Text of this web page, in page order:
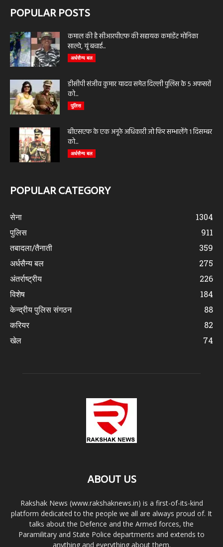
POPULAR POSTS
कमाल की है सीआरपीएफ की सहायक कमांडेंट मोनिका
साल्वे, यूं बचाई...
अर्धसैन्य बल
डीसीपी संजीव कुमार यादव समेत दिल्ली पुलिस के 5 अफसरों
को...
पुलिस
बीएसएफ के एक अनूठे अधिकारी जो फिर सम्भालेंगे 1 दिसम्बर
को...
अर्धसैन्य बल
POPULAR CATEGORY
सेना
1304
पुलिस
911
तबादला/तैनाती
359
अर्धसैन्य बल
275
अंतर्राष्ट्रीय
226
विशेष
184
केन्द्रीय पुलिस संगठन
88
करियर
82
खेल
74
ABOUT US
Rakshak News (www.rakshaknews.in) is a first-of-its-kind
platform dedicated to the people we all are always proud of. It
talks about the Defence and the Armed forces, the
Paramilitary and State Police departments and extends to
anything and everything about them.